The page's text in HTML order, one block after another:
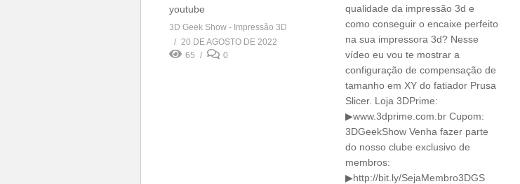
youtube
3D Geek Show - Impressão 3D
20 DE AGOSTO DE 2022
65
0
qualidade da impressão 3d e
como conseguir o encaixe perfeito
na sua impressora 3d? Nesse
vídeo eu vou te mostrar a
configuração de compensação de
tamanho em XY do fatiador Prusa
Slicer. Loja 3DPrime:
▶www.3dprime.com.br Cupom:
3DGeekShow Venha fazer parte
do nosso clube exclusivo de
membros:
▶http://bit.ly/SejaMembro3DGS